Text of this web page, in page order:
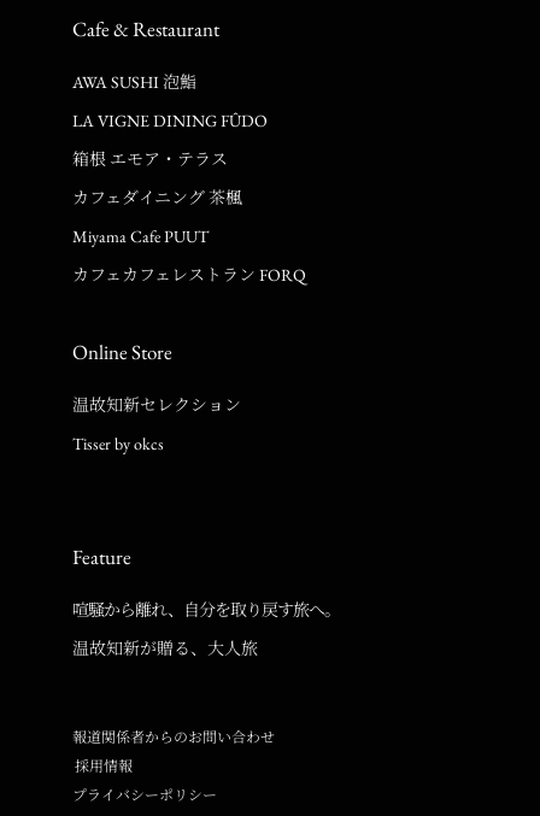
Cafe & Restaurant
AWA SUSHI 泡鮨
LA VIGNE DINING FÛDO
箱根 エモア・テラス
カフェダイニング 茶楓
Miyama Cafe PUUT
カフェカフェレストラン FORQ
Online Store
温故知新セレクション
Tisser by okcs
Feature
喧騒から離れ、自分を取り戻す旅へ。
温故知新が贈る、大人旅
報道関係者からのお問い合わせ
採用情報
プライバシーポリシー